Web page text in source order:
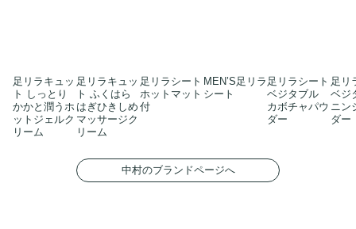
足リラキュッ
ト しっとり
かかと潤うホ
ットジェルク
リーム
足リラキュッ
ト ふくはら
はぎひきしめ
マッサージク
リーム
足リラシート
ホットマット
付
MEN’S足リラ
シート
足リラシート
ベジタブル
カボチャパウ
ダー
足リ
ベジ
ニン
ダー
中村のブランドページへ